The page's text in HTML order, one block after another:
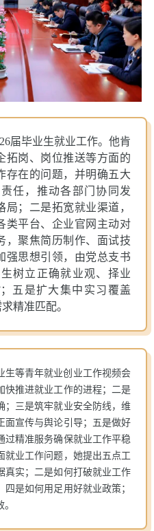
届毕业生就业工作。他肯
拓岗、岗位推送等方面的
存在的问题，并明确五大
任，推动各部门协同发
；二是拓宽就业渠道，
类平台、企业官网主动对
，聚焦简历制作、面试技
强思想引领，由党总支书
树立正确就业观、择业
五是扩大集中实习覆盖
精准匹配。
生等青年就业创业工作视频会
快推进就业工作的进程；二是
；三是筑牢就业安全防线，维
面宣传与舆论引导；五是做好
过精准服务确保就业工作平稳
就业工作问题，她提出五点工
真实；二是如何打破就业工作
是如何用足用好就业政策；